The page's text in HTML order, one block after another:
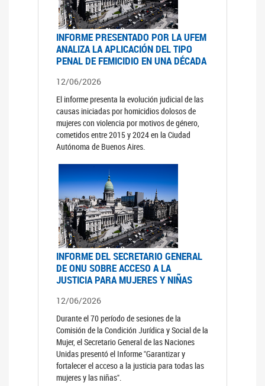
INFORME PRESENTADO POR LA UFEM
ANALIZA LA APLICACIÓN DEL TIPO
PENAL DE FEMICIDIO EN UNA DÉCADA
12/06/2026
El informe presenta la evolución judicial de las
causas iniciadas por homicidios dolosos de
mujeres con violencia por motivos de género,
cometidos entre 2015 y 2024 en la Ciudad
Autónoma de Buenos Aires.
INFORME DEL SECRETARIO GENERAL
DE ONU SOBRE ACCESO A LA
JUSTICIA PARA MUJERES Y NIÑAS
12/06/2026
Durante el 70 período de sesiones de la
Comisión de la Condición Jurídica y Social de la
Mujer, el Secretario General de las Naciones
Unidas presentó el Informe "Garantizar y
fortalecer el acceso a la justicia para todas las
mujeres y las niñas".